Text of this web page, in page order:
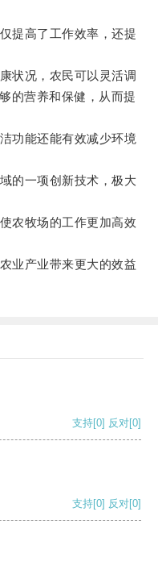
高了工作效率，还提
况，农民可以灵活调
的营养和保健，从而提
能还能有效减少环境
一项创新技术，极大
牧场的工作更加高效
产业带来更大的效益
支持[0] 反对[0]
支持[0] 反对[0]